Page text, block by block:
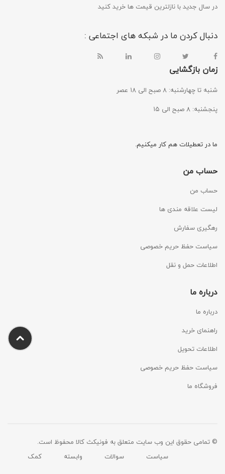
در سال جدید با نازلترین قیمت ها خرید کنید
دنبال کردن ما در شبکه های اجتماعی :
زمان بازگشایی
شنبه تا چهارشنبه: ۸ صبح الی ۱۸ عصر
پنجشنبه: ۸ صبح الی ۱۵
ما در تعطیلات هم کار میکنیم.
حساب من
حساب من
لیست علاقه مندی ها
رهگیری سفارش
سیاست حفظ حریم خصوصی
اطلاعات حمل و نقل
درباره ما
درباره ما
راهنمای خرید
اطلاعات تحویل
سیاست حفظ حریم خصوصی
فروشگاه ما
© تمامی حقوق این وب سایت متعلق به فونیکث کالا محفوظ است.
سیاست
سوالات وابسته کمک